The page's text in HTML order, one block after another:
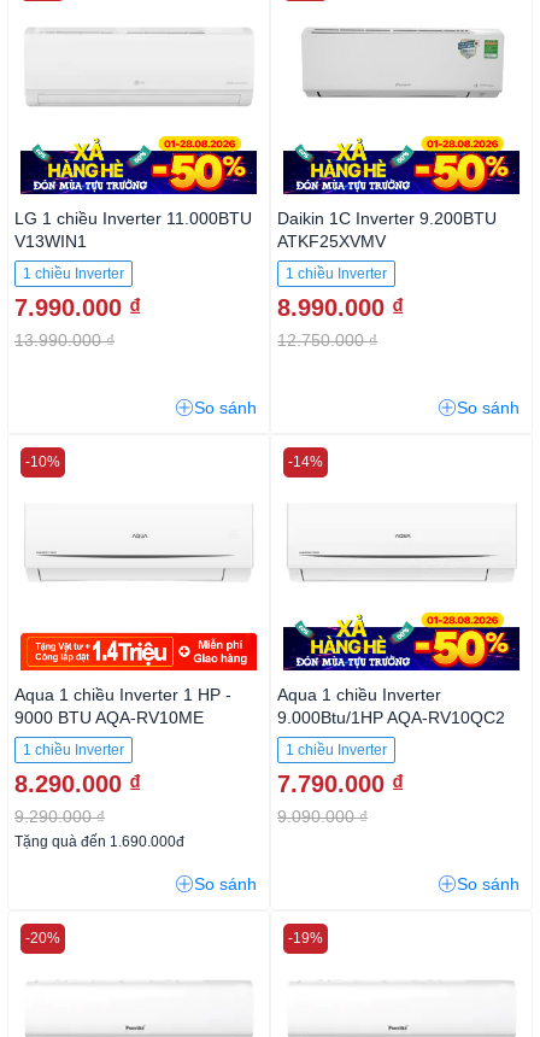
LG 1 chiều Inverter 11.000BTU
V13WIN1
1 chiều Inverter
7.990.000 ₫
13.990.000 ₫
So sánh
Daikin 1C Inverter 9.200BTU
ATKF25XVMV
1 chiều Inverter
8.990.000 ₫
12.750.000 ₫
So sánh
Aqua 1 chiều Inverter 1 HP -
9000 BTU AQA-RV10ME
1 chiều Inverter
8.290.000 ₫
9.290.000 ₫
-10%
Tặng quà đến 1.690.000đ
So sánh
Aqua 1 chiều Inverter
9.000Btu/1HP AQA-RV10QC2
1 chiều Inverter
7.790.000 ₫
9.090.000 ₫
-14%
So sánh
-20% -19%